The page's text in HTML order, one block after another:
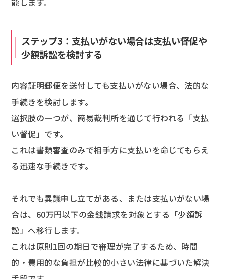
ステップ3：支払いがない場合は支払い督促や
少額訴訟を検討する
内容証明郵便を送付しても支払いがない場合、法的な
手続きを検討します。
選択肢の一つが、簡易裁判所を通じて行われる「支払
い督促」です。
これは書類審査のみで相手方に支払いを命じてもらえ
る迅速な手続きです。
それでも異議申し立てがある、または支払いがない場
合は、60万円以下の金銭請求を対象とする「少額訴
訟」へ移行します。
これは原則1回の期日で審理が完了するため、時間
的・費用的な負担が比較的小さい法律に基づいた解決